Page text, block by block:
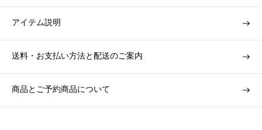
r
i
c
e
アイテム説明
送料・お支払い方法と配送のご案内
商品とご予約商品について